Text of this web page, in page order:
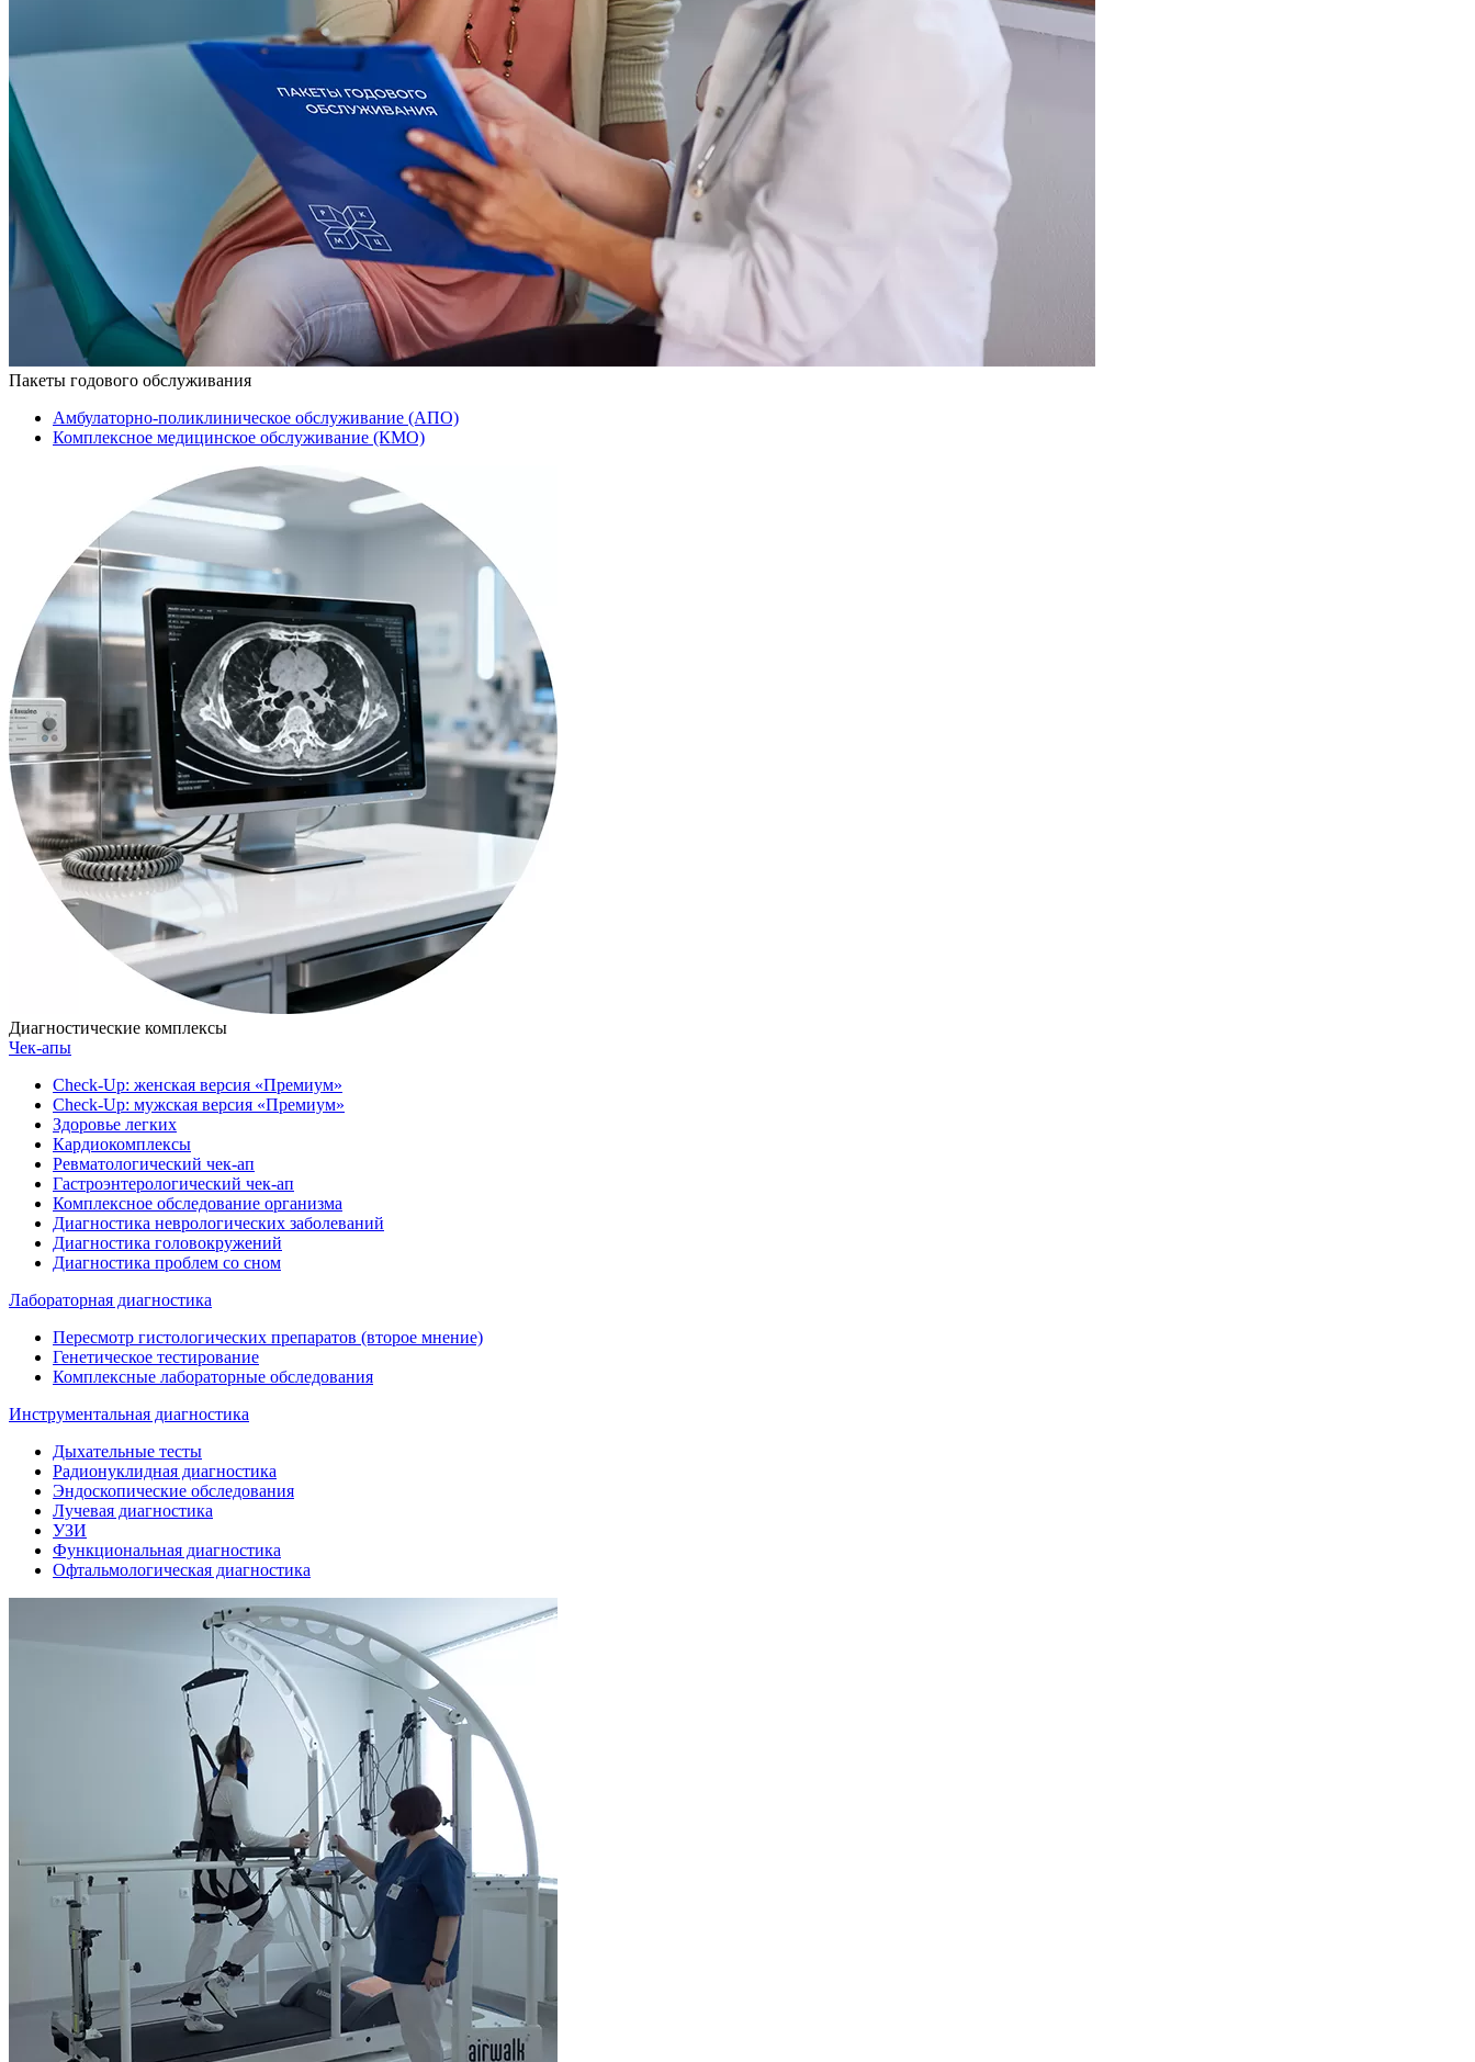
Пакеты годового обслуживания
Амбулаторно-поликлиническое обслуживание (АПО)
Комплексное медицинское обслуживание (КМО)
Диагностические комплексы
Чек-апы
Check-Up: женская версия «Премиум»
Check-Up: мужская версия «Премиум»
Здоровье легких
Кардиокомплексы
Ревматологический чек-ап
Гастроэнтерологический чек-ап
Комплексное обследование организма
Диагностика неврологических заболеваний
Диагностика головокружений
Диагностика проблем со сном
Лабораторная диагностика
Пересмотр гистологических препаратов (второе мнение)
Генетическое тестирование
Комплексные лабораторные обследования
Инструментальная диагностика
Дыхательные тесты
Радионуклидная диагностика
Эндоскопические обследования
Лучевая диагностика
УЗИ
Функциональная диагностика
Офтальмологическая диагностика